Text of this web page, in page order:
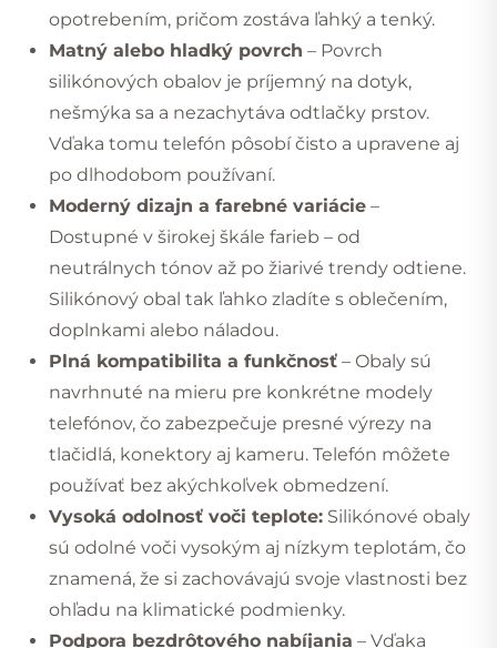
opotrebením, pričom zostáva ľahký a tenký.
Matný alebo hladký povrch – Povrch
silikónových obalov je príjemný na dotyk,
nešmýka sa a nezachytáva odtlačky prstov.
Vďaka tomu telefón pôsobí čisto a upravene aj
po dlhodobom používaní.
Moderný dizajn a farebné variácie –
Dostupné v širokej škále farieb – od
neutrálnych tónov až po žiarivé trendy odtiene.
Silikónový obal tak ľahko zladíte s oblečením,
doplnkami alebo náladou.
Plná kompatibilita a funkčnosť – Obaly sú
navrhnuté na mieru pre konkrétne modely
telefónov, čo zabezpečuje presné výrezy na
tlačidlá, konektory aj kameru. Telefón môžete
používať bez akýchkoľvek obmedzení.
Vysoká odolnosť voči teplote: Silikónové obaly
sú odolné voči vysokým aj nízkym teplotám, čo
znamená, že si zachovávajú svoje vlastnosti bez
ohľadu na klimatické podmienky.
Podpora bezdrôtového nabíjania – Vďaka